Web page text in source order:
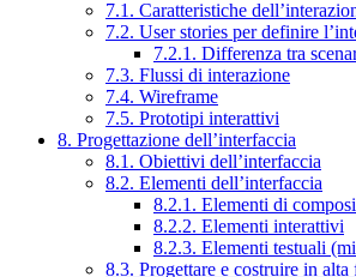
7.1. Caratteristiche
7.2. User stories per definire
7.2.1. Differenza tra
7.3. Flussi di interazione
7.4. Wireframe
7.5. Prototipi interattivi
8. Progettazione dell’interfaccia
8.1. Obiettivi dell’interfaccia
8.2. Elementi dell’interfaccia
8.2.1. Elementi di
8.2.2. Elementi interattivi
8.2.3. Elementi testuali
8.3. Progettare e costruire in alta